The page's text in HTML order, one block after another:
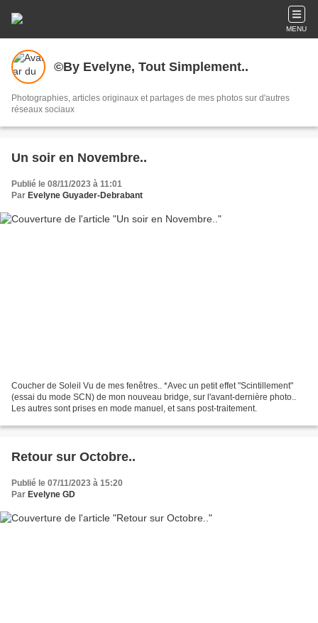
MENU
©By Evelyne, Tout Simplement..
Photographies, articles originaux et partages de mes photos sur d'autres
réseaux sociaux
Un soir en Novembre..
Publié le 08/11/2023 à 11:01
Par Evelyne Guyader-Debrabant
Coucher de Soleil Vu de mes fenêtres.. *Avec un petit effet "Scintillement"
(essai du mode SCN) de mon nouveau bridge, sur l'avant-dernière photo..
Les autres sont prises en mode manuel, et sans post-traitement.
Retour sur Octobre..
Publié le 07/11/2023 à 15:20
Par Evelyne GD